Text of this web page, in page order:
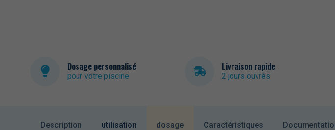
Dosage personnalisé
pour votre piscine
Livraison rapide
2 jours ouvrés
Description utilisation dosage Caractéristiques